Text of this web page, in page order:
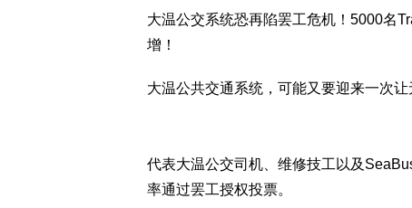
大温公交系统恐再陷罢工危机！5000名
增！
大温公共交通系统，可能又要迎来一次让
代表大温公交司机、维修技工以及
率通过罢工授权投票。